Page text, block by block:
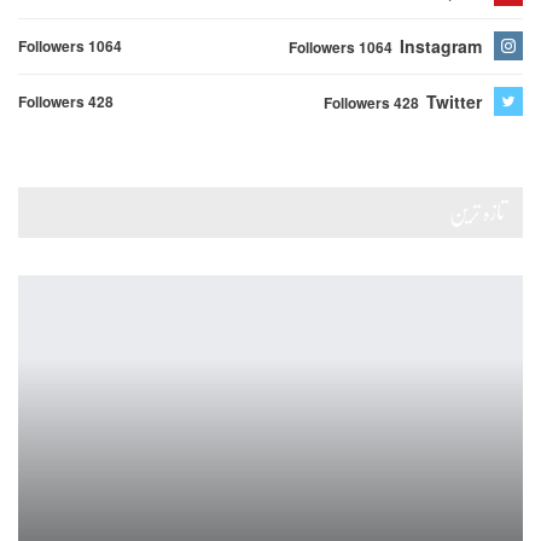
Instagram
Followers 1064
Followers 1064
Twitter
Followers 428
Followers 428